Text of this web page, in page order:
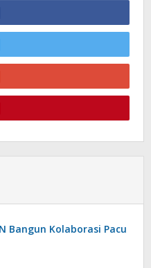
Bangun Kolaborasi Pacu